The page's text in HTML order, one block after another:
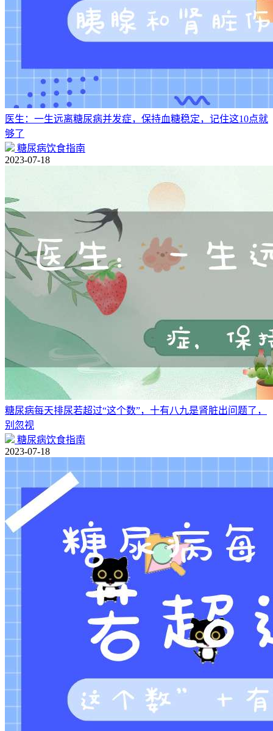
医生：一生远离糖尿病并发症，保持血糖稳定，记住这10点就
够了
糖尿病饮食指南
2023-07-18
糖尿病每天排尿若超过“这个数”，十有八九是肾脏出问题了，
别忽视
糖尿病饮食指南
2023-07-18